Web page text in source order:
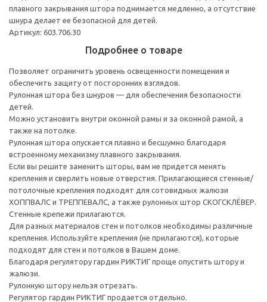
плавного закрывания штора поднимается медленно, а отсутствие
шнура делает ее безопасной для детей.
Артикул: 603.706.30
Подробнее о товаре
Позволяет ограничить уровень освещенности помещения и
обеспечить защиту от посторонних взглядов.
Рулонная штора без шнуров — для обеспечения безопасности
детей.
Можно установить внутри оконной рамы и за оконной рамой, а
также на потолке.
Рулонная штора опускается плавно и бесшумно благодаря
встроенному механизму плавного закрывания.
Если вы решите заменить шторы, вам не придется менять
крепления и сверлить новые отверстия. Прилагающиеся стенные/
потолочные крепления подходят для сотовидных жалюзи
ХОППВАЛС и ТРЕППЕВАЛС, а также рулонных штор СКОГСКЛЁВЕР.
Стенные крепежи прилагаются.
Для разных материалов стен и потолков необходимы различные
крепления. Используйте крепления (не прилагаются), которые
подходят для стен и потолков в Вашем доме.
Благодаря регулятору гардин РИКТИГ проще опустить штору и
жалюзи.
Рулонную штору нельзя отрезать.
Регулятор гардин РИКТИГ продается отдельно.